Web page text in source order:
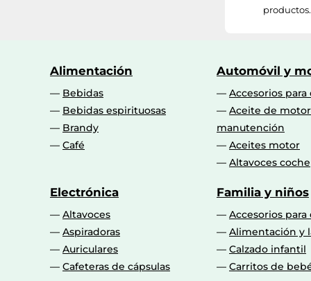
Alimentación
Bebidas
Bebidas espirituosas
Brandy
Café
Automóvil y
Accesorios para
Aceite de
manutención
Aceites motor
Altavoces coche
Electrónica
Altavoces
Aspiradoras
Auriculares
Cafeteras de cápsulas
Familia y niños
Accesorios para
Alimentación y
Calzado infantil
Carritos de